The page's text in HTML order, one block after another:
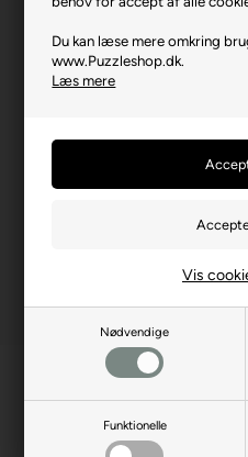
Du kan læse mere omkring
www.Puzzleshop.dk.
Læs mere
Nødvendige
Funktionelle
Vis
Brikstørrelse i cm² (ca.)
Yderligere info
Producentadresse
Producent hjemmeside
Advarsler